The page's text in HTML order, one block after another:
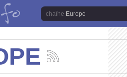
Europe
les